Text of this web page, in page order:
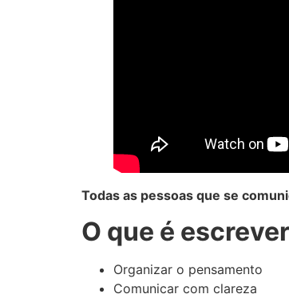
Todas as pessoas que se
O que é
Organizar o pensamento
Comunicar com clareza